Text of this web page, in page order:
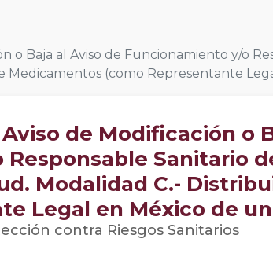
o Baja al Aviso de Funcionamiento y/o
Medicamentos (como Representante
Aviso de Modificación o
Sanitario
Modalidad C.-
Legal en México de
contra Riesgos Sanitarios